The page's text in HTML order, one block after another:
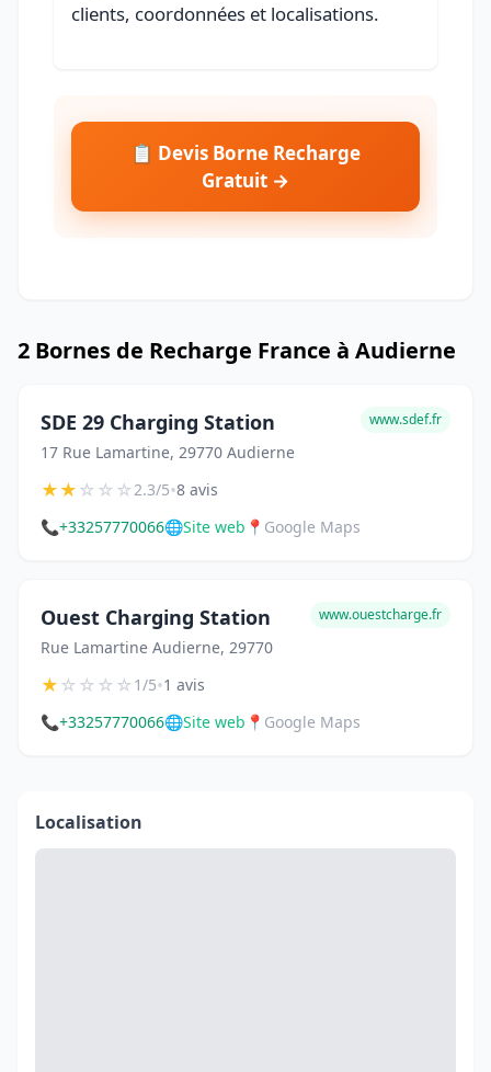
clients, coordonnées et localisations.
📋 Devis Borne Recharge
Gratuit →
2 Bornes de Recharge France à Audierne
SDE 29 Charging Station
17 Rue Lamartine, 29770 Audierne
www.sdef.fr
★★☆☆☆2.3/5•8 avis
📞+33257770066🌐Site web 📍 Google Maps
Ouest Charging Station
Rue Lamartine Audierne, 29770
www.ouestcharge.fr
★☆☆☆☆1/5•1 avis
📞+33257770066🌐Site web 📍 Google Maps
Localisation